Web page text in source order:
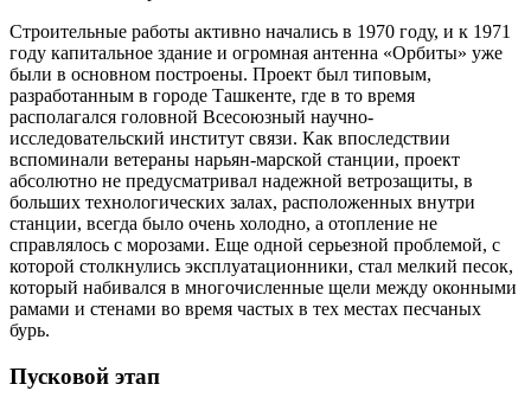
Строительные работы активно начались в 1970 году, и к 1971
году капитальное здание и огромная антенна «Орбиты» уже
были в основном построены. Проект был типовым,
разработанным в городе Ташкенте, где в то время
располагался головной Всесоюзный научно-
исследовательский институт связи. Как впоследствии
вспоминали ветераны нарьян-марской станции, проект
абсолютно не предусматривал надежной ветрозащиты, в
больших технологических залах, расположенных внутри
станции, всегда было очень холодно, а отопление не
справлялось с морозами. Еще одной серьезной проблемой, с
которой столкнулись эксплуатационники, стал мелкий песок,
который набивался в многочисленные щели между оконными
рамами и стенами во время частых в тех местах песчаных
бурь.
Пусковой этап